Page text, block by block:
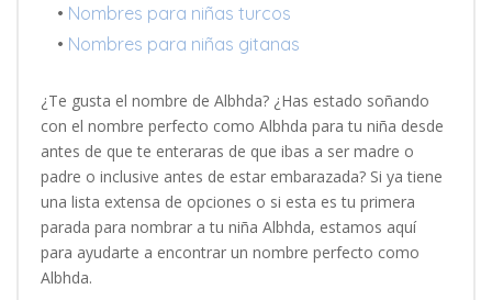
• Nombres para niñas turcos
• Nombres para niñas gitanas
¿Te gusta el nombre de Albhda? ¿Has estado soñando
con el nombre perfecto como Albhda para tu niña desde
antes de que te enteraras de que ibas a ser madre o
padre o inclusive antes de estar embarazada? Si ya tiene
una lista extensa de opciones o si esta es tu primera
parada para nombrar a tu niña Albhda, estamos aquí
para ayudarte a encontrar un nombre perfecto como
Albhda.